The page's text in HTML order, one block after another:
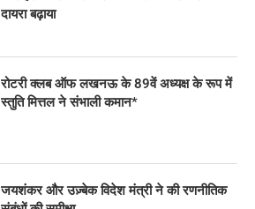
दायरा बढ़ाया
रोटरी क्लब ऑफ लखनऊ के 89वें अध्यक्ष के रूप में
स्तुति मित्तल ने संभाली कमान*
जयशंकर और उज़्बेक विदेश मंत्री ने की रणनीतिक